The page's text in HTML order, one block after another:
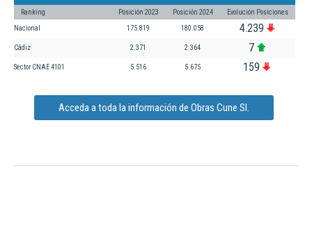
Ranking Posición 2023 Posición 2024 Evolución Posiciones
Nacional 175.819 180.058 4.239
Cádiz 2.371 2.364 7
Sector CNAE 4101 5.516 5.675 159
Acceda a toda la información de Obras Cune Sl.